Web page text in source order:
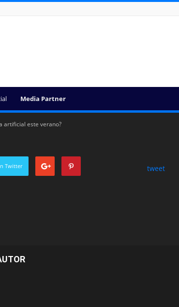
Media Partner
artificial este verano?
Twitter tweet